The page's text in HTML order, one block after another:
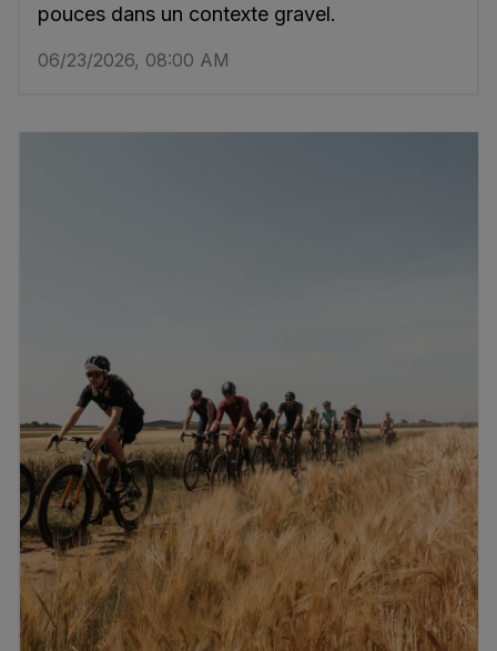
pouces dans un contexte gravel.
06/23/2026, 08:00 AM